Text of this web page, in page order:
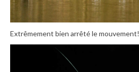
Extrêmement bien arrêté le mouvement!